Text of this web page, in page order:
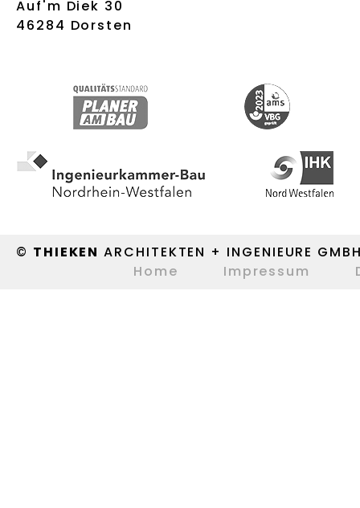
Auf'm Diek 30
46284 Dorsten
© THIEKEN ARCHITEKTEN + INGENIEURE
Home
Impressum